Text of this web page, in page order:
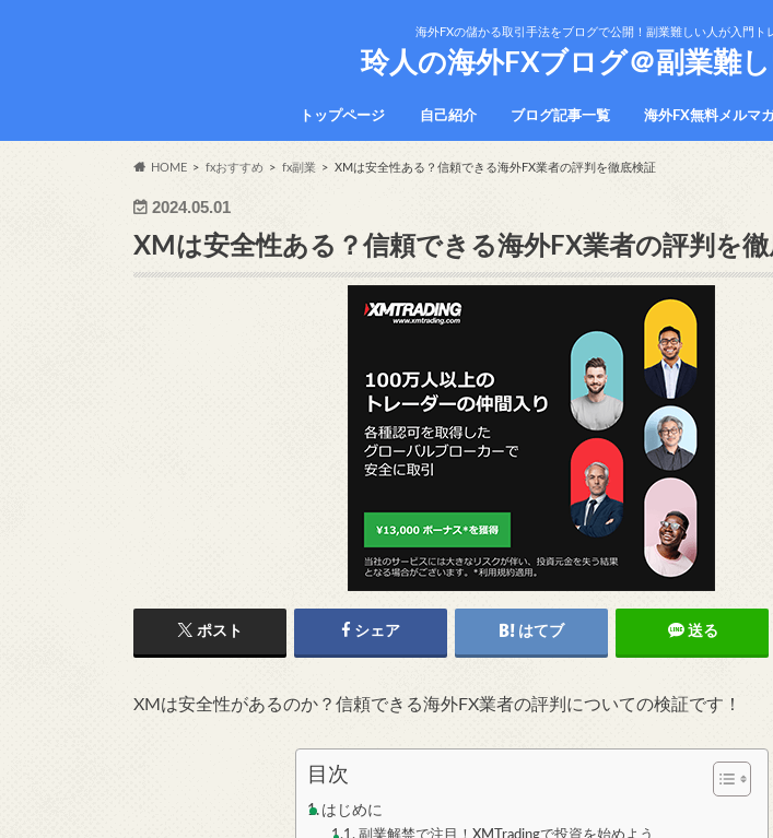
海外FXの儲かる取引手法をブログで公開！副業難しい人が入門
玲人の海外FXブログ＠副業難
トップページ 自己紹介 ブログ記事一覧 海外FX無料メルマ
HOME fxおすすめ fx副業 XMは安全性ある？信頼できる海外FX業者の評判を徹底検証
2024.05.01
XMは安全性ある？信頼できる海外FX業者の評判を徹
ポスト シェア はてブ 送る
XMは安全性があるのか？信頼できる海外FX業者の評判についての検証です！
目次
はじめに
副業解禁で注目！XMTradingで投資を始めよう